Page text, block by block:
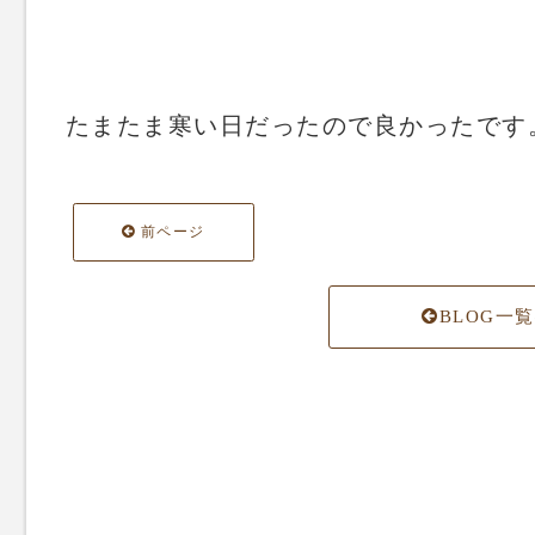
たまたま寒い日だったので良かったです
前ページ
BLOG一